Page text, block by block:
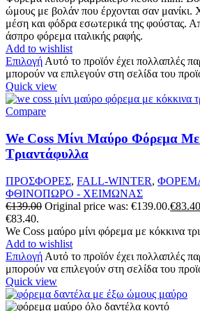
ώμους με βολάν που έρχονται σαν μανίκι.
μέση και φόδρα εσωτερικά της φούστας.
άσπρο φόρεμα ιταλικής ραφής.
Add to wishlist
ΕπιλογήΑυτό το προϊόν έχει πολλαπλές
μπορούν να επιλεγούν στη σελίδα του
Quick view
Compare
We Coss Μίνι Μαύρο Φόρεμα
Τριαντάφυλλα
ΠΡΟΣΦΟΡΕΣ, FALL-WINTER,
ΦΘΙΝΟΠΩΡΟ - ΧΕΙΜΩΝΑΣ
€139.00 Original price was: €139.00.€83.40
€83.40.
We Coss μαύρο μίνι φόρεμα με κόκκινα
Add to wishlist
Επιλογή Αυτό το προϊόν έχει πολλαπλές
μπορούν να επιλεγούν στη σελίδα του
Quick view